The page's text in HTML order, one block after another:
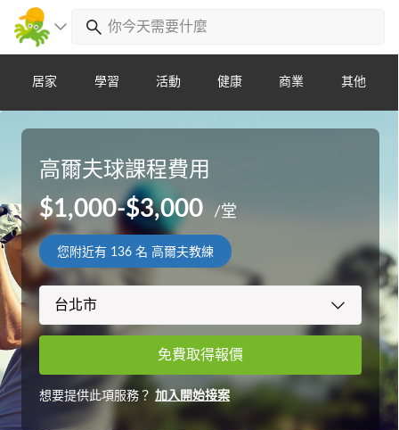
居家 學習 活動 健康 商業 其他
高爾夫球課程費用
$1,000-$3,000 /堂
您附近有 136 名 高爾夫教練
免費取得報價
想要提供此項服務？加入開始接案